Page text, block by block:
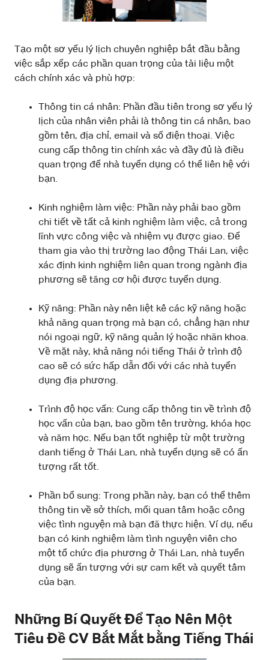
Tạo một sơ yếu lý lịch chuyên nghiệp bắt đầu bằng
việc sắp xếp các phần quan trọng của tài liệu một
cách chính xác và phù hợp:
Thông tin cá nhân: Phần đầu tiên trong sơ yếu lý
lịch của nhân viên phải là thông tin cá nhân, bao
gồm tên, địa chỉ, email và số điện thoại. Việc
cung cấp thông tin chính xác và đầy đủ là điều
quan trọng để nhà tuyển dụng có thể liên hệ với
bạn.
Kinh nghiệm làm việc: Phần này phải bao gồm
chi tiết về tất cả kinh nghiệm làm việc, cả trong
lĩnh vực công việc và nhiệm vụ được giao. Để
tham gia vào thị trường lao động Thái Lan, việc
xác định kinh nghiệm liên quan trong ngành địa
phương sẽ tăng cơ hội được tuyển dụng.
Kỹ năng: Phần này nên liệt kê các kỹ năng hoặc
khả năng quan trọng mà bạn có, chẳng hạn như
nói ngoại ngữ, kỹ năng quản lý hoặc nhãn khoa.
Về mặt này, khả năng nói tiếng Thái ở trình độ
cao sẽ có sức hấp dẫn đối với các nhà tuyển
dụng địa phương.
Trình độ học vấn: Cung cấp thông tin về trình độ
học vấn của bạn, bao gồm tên trường, khóa học
và năm học. Nếu bạn tốt nghiệp từ một trường
danh tiếng ở Thái Lan, nhà tuyển dụng sẽ có ấn
tượng rất tốt.
Phần bổ sung: Trong phần này, bạn có thể thêm
thông tin về sở thích, mối quan tâm hoặc công
việc tình nguyện mà bạn đã thực hiện. Ví dụ, nếu
bạn có kinh nghiệm làm tình nguyện viên cho
một tổ chức địa phương ở Thái Lan, nhà tuyển
dụng sẽ ấn tượng với sự cam kết và quyết tâm
của bạn.
Những Bí Quyết Để Tạo Nên Một
Tiêu Đề CV Bắt Mắt bằng Tiếng Thái